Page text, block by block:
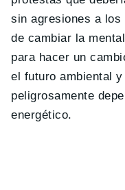
sin agresiones a
de cambiar la
para hacer un
el futuro ambiental
peligrosamente
energético.